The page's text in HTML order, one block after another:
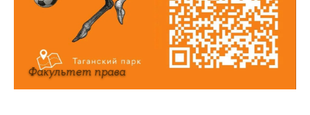
Факультет права